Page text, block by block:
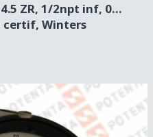
ZR, 1/2npt inf, 0…
certif, Winters